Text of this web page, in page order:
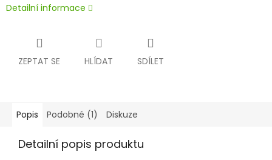
Detailní informace
ZEPTAT SE HLÍDAT SDÍLET
Popis Podobné (1) Diskuze
Detailní popis produktu